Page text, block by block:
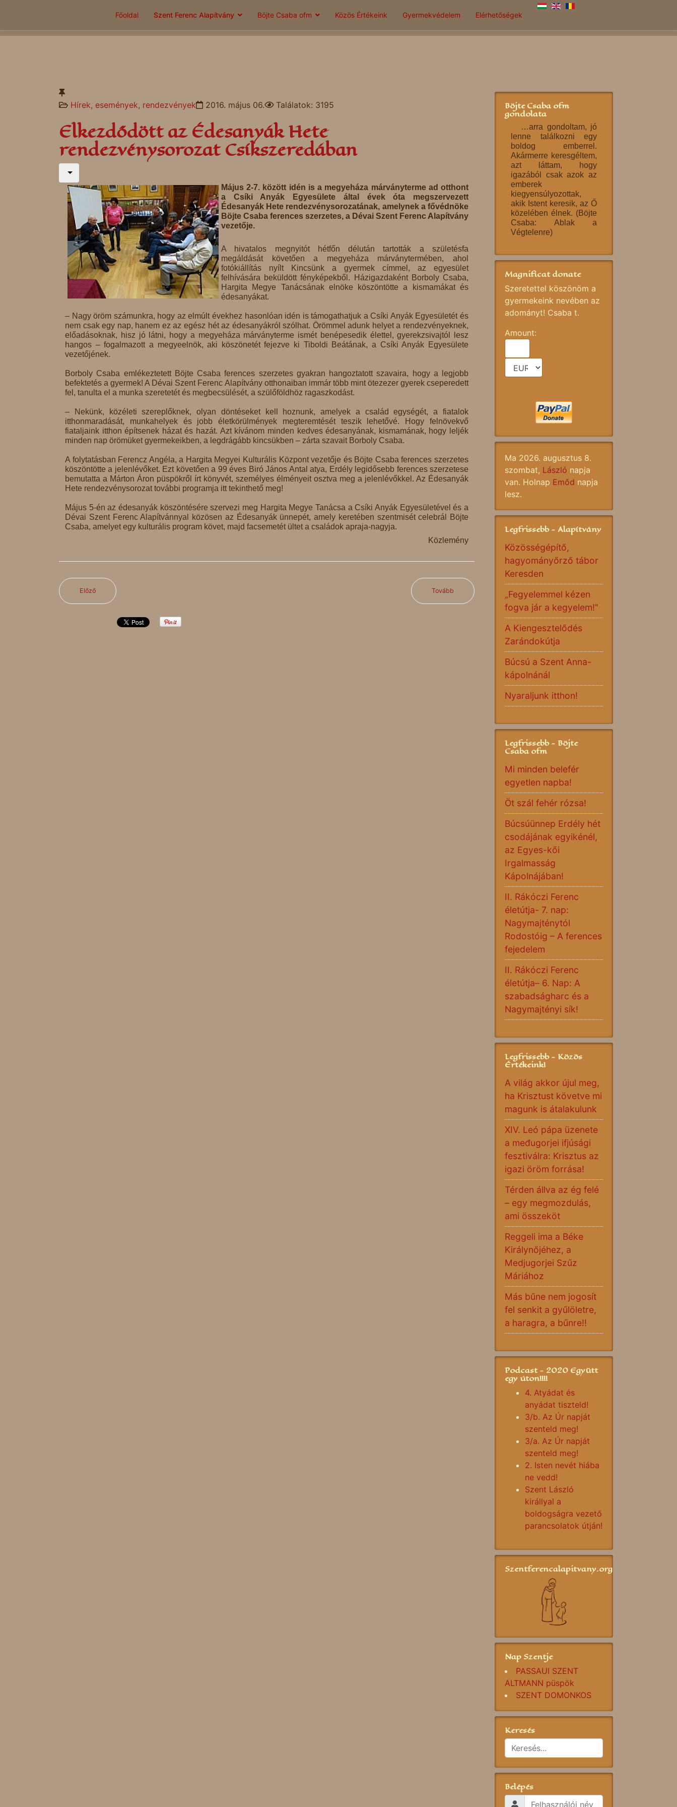
Főoldal Szent Ferenc Alapítvány Böjte Csaba ofm Közös Értékeink Gyermekvédelem Elérhetőségek
Hírek, események, rendezvények 2016. május 06. Találatok: 3195
Elkezdődött az Édesanyák Hete
rendezvénysorozat Csíkszeredában
Május 2-7. között idén is a megyeháza márványterme ad otthont
a Csíki Anyák Egyesülete által évek óta megszervezett
Édesanyák Hete rendezvénysorozatának, amelynek a fővédnöke
Böjte Csaba ferences szerzetes, a Dévai Szent Ferenc Alapítvány
vezetője.
A hivatalos megnyitót hétfőn délután tartották a születésfa
megáldását követően a megyeháza márványtermében, ahol
fotókiállítás nyílt Kincsünk a gyermek címmel, az egyesület
felhívására beküldött fényképekből. Házigazdaként Borboly Csaba,
Hargita Megye Tanácsának elnöke köszöntötte a kismamákat és
édesanyákat.
– Nagy öröm számunkra, hogy az elmúlt évekhez hasonlóan idén is támogathatjuk a Csíki Anyák Egyesületét és
nem csak egy nap, hanem ez az egész hét az édesanyákról szólhat. Örömmel adunk helyet a rendezvényeknek,
előadásoknak, hisz jó látni, hogy a megyeháza márványterme ismét benépesedik élettel, gyerekzsivajtól lesz
hangos – fogalmazott a megyeelnök, aki köszönetét fejezve ki Tiboldi Beátának, a Csíki Anyák Egyesülete
vezetőjének.
Borboly Csaba emlékeztetett Böjte Csaba ferences szerzetes gyakran hangoztatott szavaira, hogy a legjobb
befektetés a gyermek! A Dévai Szent Ferenc Alapítvány otthonaiban immár több mint ötezezer gyerek cseperedett
fel, tanulta el a munka szeretetét és megbecsülését, a szülőföldhöz ragaszkodást.
– Nekünk, közéleti szereplőknek, olyan döntéseket kell hoznunk, amelyek a család egységét, a fiatalok
itthonmaradását, munkahelyek és jobb életkörülmények megteremtését teszik lehetővé. Hogy felnövekvő
fiataljaink itthon építsenek házat és hazát. Azt kívánom minden kedves édesanyának, kismamának, hogy leljék
minden nap örömüket gyermekeikben, a legdrágább kincsükben – zárta szavait Borboly Csaba.
A folytatásban Ferencz Angéla, a Hargita Megyei Kulturális Központ vezetője és Böjte Csaba ferences szerzetes
köszöntötte a jelenlévőket. Ezt követően a 99 éves Biró János Antal atya, Erdély legidősebb ferences szerzetese
bemutatta a Márton Áron püspökről írt könyvét, személyes élményeit osztva meg a jelenlévőkkel. Az Édesanyák
Hete rendezvénysorozat további programja itt tekinthető meg!
Május 5-én az édesanyák köszöntésére szervezi meg Hargita Megye Tanácsa a Csíki Anyák Egyesületével és a
Dévai Szent Ferenc Alapítvánnyal közösen az Édesanyák ünnepét, amely keretében szentmisét celebrál Böjte
Csaba, amelyet egy kulturális program követ, majd facsemetét ültet a családok apraja-nagyja.
Közlemény
Előző Tovább
Böjte Csaba ofm
gondolata
…arra gondoltam, jó
lenne találkozni egy
boldog emberrel.
Akármerre keresgéltem,
azt láttam, hogy
igazából csak azok az
emberek
kiegyensúlyozottak,
akik Istent keresik, az Ő
közelében élnek. (Böjte
Csaba: Ablak a
Végtelenre)
Magnificat donate
Szeretettel köszönöm a
gyermekeink nevében az
adományt! Csaba t.
Amount:
Ma 2026. augusztus 8.
szombat, László napja
van. Holnap Emőd napja
lesz.
Legfrissebb - Alapítvány
Közösségépítő,
hagyományőrző tábor
Keresden
„Fegyelemmel kézen
fogva jár a kegyelem!”
A Kiengesztelődés
Zarándokútja
Búcsú a Szent Anna-
kápolnánál
Nyaraljunk itthon!
Legfrissebb - Böjte
Csaba ofm
Mi minden belefér
egyetlen napba!
Öt szál fehér rózsa!
Búcsúünnep Erdély hét
csodájának egyikénél,
az Egyes-kői
Irgalmasság
Kápolnájában!
II. Rákóczi Ferenc
életútja- 7. nap:
Nagymajténytól
Rodostóig – A ferences
fejedelem
II. Rákóczi Ferenc
életútja– 6. Nap: A
szabadságharc és a
Nagymajtényi sík!
Legfrissebb - Közös
Értékeink!
A világ akkor újul meg,
ha Krisztust követve mi
magunk is átalakulunk
XIV. Leó pápa üzenete
a međugorjei ifjúsági
fesztiválra: Krisztus az
igazi öröm forrása!
Térden állva az ég felé
– egy megmozdulás,
ami összeköt
Reggeli ima a Béke
Királynőjéhez, a
Medjugorjei Szűz
Máriához
Más bűne nem jogosít
fel senkit a gyűlöletre,
a haragra, a bűnre!!
Podcast - 2020 Együtt
egy úton!!!!
4. Atyádat és
anyádat tiszteld!
3/b. Az Úr napját
szenteld meg!
3/a. Az Úr napját
szenteld meg!
2. Isten nevét hiába
ne vedd!
Szent László
királlyal a
boldogságra vezető
parancsolatok útján!
Szentferencalapitvany.org
Nap Szentje
PASSAUI SZENT
ALTMANN püspök
SZENT DOMONKOS
Keresés
Belépés